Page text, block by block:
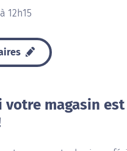
12h15
votre magasin